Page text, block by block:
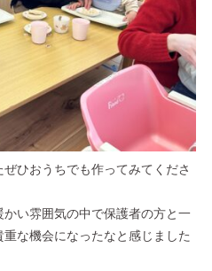
ひおうちでも作ってみてくださ
い雰囲気の中で保護者の方と一
な機会になったなと感じました